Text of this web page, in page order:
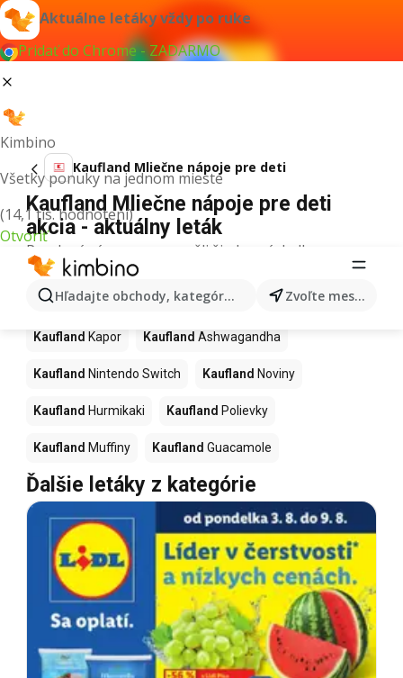
Aktuálne letáky vždy po ruke
Pridať do Chrome - ZADARMO
Kimbino
Všetky ponuky na jednom mieste
(14,1 tis. hodnotení)
Otvoriť
Hľadajte obchody, kategórie, produkty... Zvoľte mesto
Kaufland Mliečne nápoje pre deti
Kaufland Mliečne nápoje pre deti
akcia - aktuálny leták
Pre daný výraz sme nenašli žiadne výsledky.
Ďalšie produkty v obchodoch
Kaufland
Kaufland Kapor Kaufland Ashwagandha
Kaufland Nintendo Switch Kaufland Noviny
Kaufland Hurmikaki Kaufland Polievky
Kaufland Muffiny Kaufland Guacamole
Ďalšie letáky z kategórie